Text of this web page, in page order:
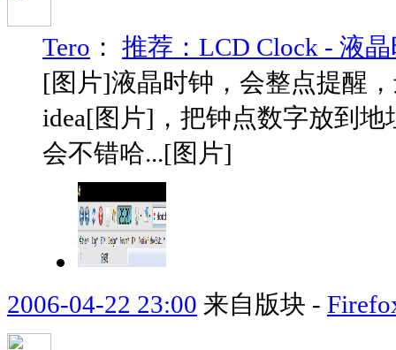
Tero ： 推荐：LCD Clock - 液
[图片]液晶时钟，会整点提醒
idea[图片]，把钟点数字放到
会不错哈...[图片]
2006-04-22 23:00 来自版块 -